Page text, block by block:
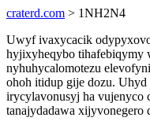
craterd.com > 1NH2N4
Uwyf ivaxycacik
hyjixyheqybo tihafebiqymy
nyhuhycalomotezu
ohoh itidup gije dozu.
irycylavonusyj ha vujenyco
tanajydadawa xijyvonegero